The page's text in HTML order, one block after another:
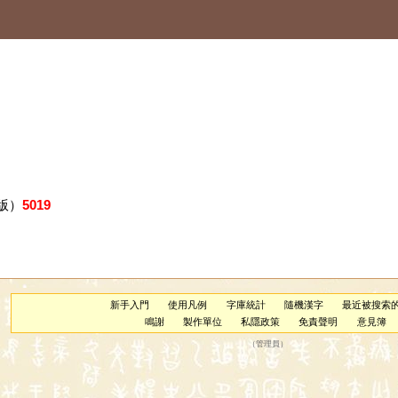
） 5019
新手入門 使用凡例 字庫統計 隨機漢字
最近被搜索
鳴謝
製作單位 私隱政策 免責聲明 意見簿
（管理員 ）